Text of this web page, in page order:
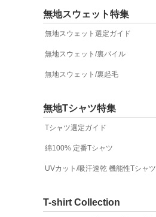
無地スウェット特集
無地スウェット選定ガイド
無地スウェット/裏パイル
無地スウェット/裏起毛
無地Tシャツ特集
Tシャツ選定ガイド
綿100% 定番Tシャツ
UVカット/吸汗速乾 機能性Tシャツ
T-shirt Collection